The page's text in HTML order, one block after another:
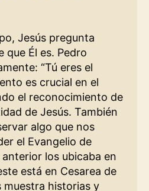
Jesús pregunta
que Él es. Pedro
“Tú eres el
es crucial en el
el reconocimiento de
de Jesús. También
algo que nos
el Evangelio de
los ubicaba en
está en Cesarea de
muestra historias y